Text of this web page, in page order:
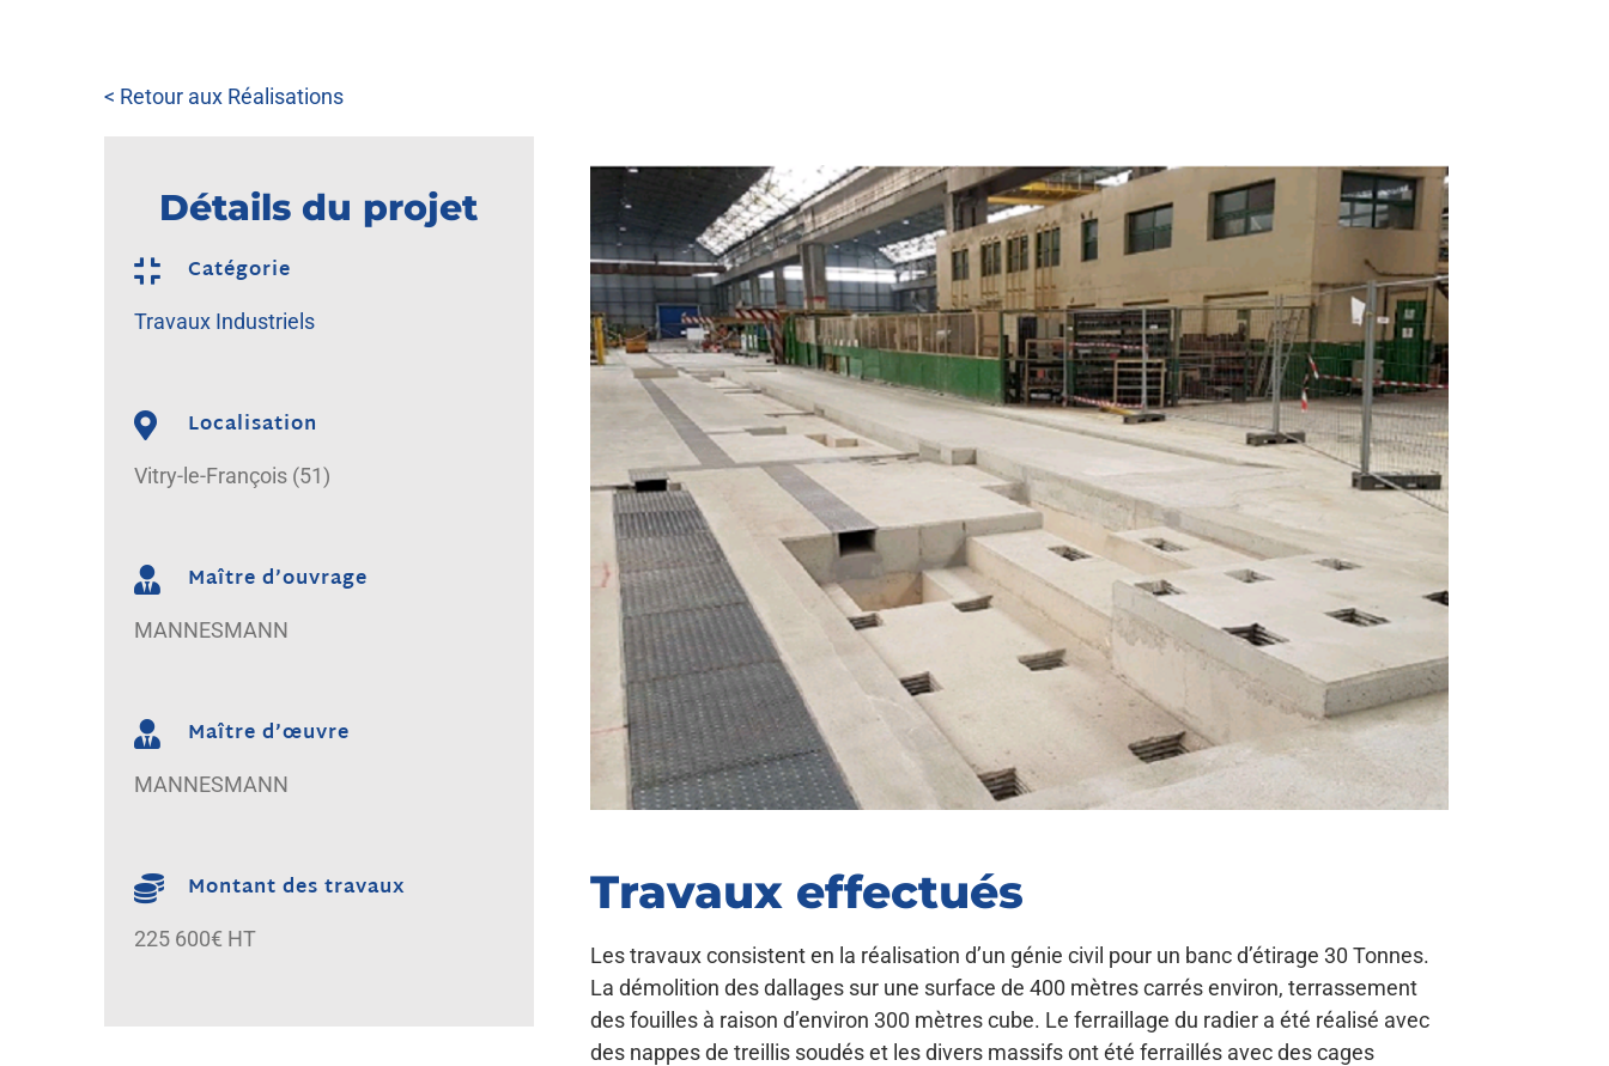
< Retour aux Réalisations
Détails du projet
Catégorie
Travaux Industriels
Localisation
Vitry-le-François (51)
Maître d’ouvrage
MANNESMANN
Maître d’œuvre
MANNESMANN
Montant des travaux
225 600€ HT
Travaux effectués
Les travaux consistent en la réalisation d’un génie civil pour un banc d’étirage 30 Tonnes.
La démolition des dallages sur une surface de 400 mètres carrés environ, terrassement
des fouilles à raison d’environ 300 mètres cube. Le ferraillage du radier a été réalisé avec
des nappes de treillis soudés et les divers massifs ont été ferraillés avec des cages